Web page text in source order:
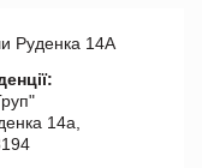
Руденка 14А
14а,